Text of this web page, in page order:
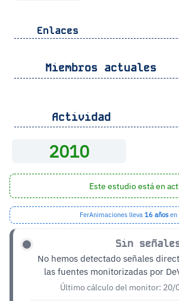
Enlaces
Miembros actuales
Actividad
2010
Este estudio está en
FerAnimaciones lleva 16 años en
Sin
No hemos detectado señales
las fuentes monitorizadas por
Último cálculo del monitor: 20/